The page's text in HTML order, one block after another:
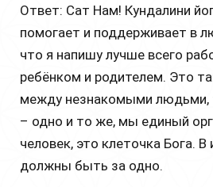
Ответ: Сат Нам! Кундалини
помогает и поддерживает в
что я напишу лучше всего
ребёнком и родителем. Это
между незнакомыми людьми,
– одно и то же, мы единый
человек, это клеточка Бога.
должны быть за одно.